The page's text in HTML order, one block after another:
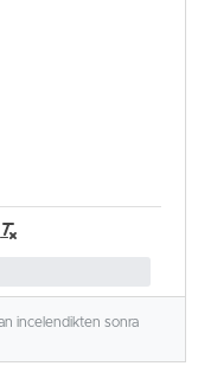
incelendikten sonra